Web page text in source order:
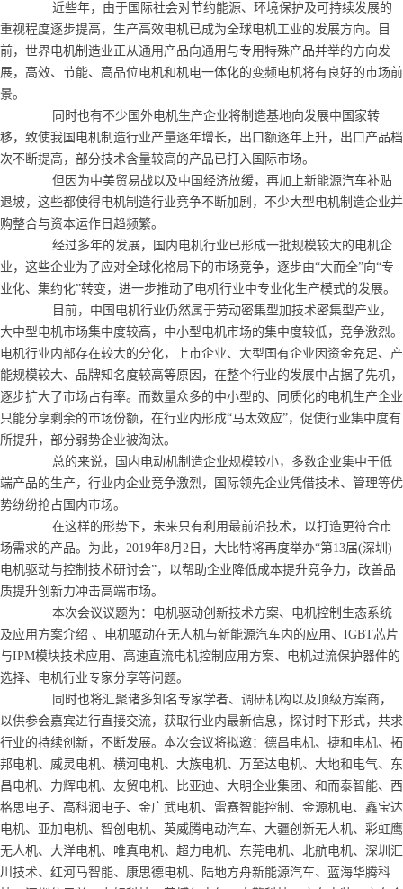
近些年，由于国际社会对节约能源、环境保护及可持续发展的
重视程度逐步提高，生产高效电机已成为全球电机工业的发展方向。目
前，世界电机制造业正从通用产品向通用与专用特殊产品并举的方向发
展，高效、节能、高品位电机和机电一体化的变频电机将有良好的市场前
景。
同时也有不少国外电机生产企业将制造基地向发展中国家转
移，致使我国电机制造行业产量逐年增长，出口额逐年上升，出口产品档
次不断提高，部分技术含量较高的产品已打入国际市场。
但因为中美贸易战以及中国经济放缓，再加上新能源汽车补贴
退坡，这些都使得电机制造行业竞争不断加剧，不少大型电机制造企业并
购整合与资本运作日趋频繁。
经过多年的发展，国内电机行业已形成一批规模较大的电机企
业，这些企业为了应对全球化格局下的市场竞争，逐步由“大而全”向“专
业化、集约化”转变，进一步推动了电机行业中专业化生产模式的发展。
目前，中国电机行业仍然属于劳动密集型加技术密集型产业，
大中型电机市场集中度较高，中小型电机市场的集中度较低，竞争激烈。
电机行业内部存在较大的分化，上市企业、大型国有企业因资金充足、产
能规模较大、品牌知名度较高等原因，在整个行业的发展中占据了先机，
逐步扩大了市场占有率。而数量众多的中小型的、同质化的电机生产企业
只能分享剩余的市场份额，在行业内形成“马太效应”，促使行业集中度有
所提升，部分弱势企业被淘汰。
总的来说，国内电动机制造企业规模较小，多数企业集中于低
端产品的生产，行业内企业竞争激烈，国际领先企业凭借技术、管理等优
势纷纷抢占国内市场。
在这样的形势下，未来只有利用最前沿技术，以打造更符合市
场需求的产品。为此，2019年8月2日，大比特将再度举办“第13届(深圳)
电机驱动与控制技术研讨会”，以帮助企业降低成本提升竞争力，改善品
质提升创新力冲击高端市场。
本次会议议题为：电机驱动创新技术方案、电机控制生态系统
及应用方案介绍 、电机驱动在无人机与新能源汽车内的应用、IGBT芯片
与IPM模块技术应用、高速直流电机控制应用方案、电机过流保护器件的
选择、电机行业专家分享等问题。
同时也将汇聚诸多知名专家学者、调研机构以及顶级方案商，
以供参会嘉宾进行直接交流，获取行业内最新信息，探讨时下形式，共求
行业的持续创新，不断发展。本次会议将拟邀：德昌电机、捷和电机、拓
邦电机、威灵电机、横河电机、大族电机、万至达电机、大地和电气、东
昌电机、力辉电机、友贸电机、比亚迪、大明企业集团、和而泰智能、西
格思电子、高科润电子、金广武电机、雷赛智能控制、金源机电、鑫宝达
电机、亚加电机、智创电机、英威腾电动汽车、大疆创新无人机、彩虹鹰
无人机、大洋电机、唯真电机、超力电机、东莞电机、北航电机、深圳汇
川技术、红河马智能、康思德电机、陆地方舟新能源汽车、蓝海华腾科